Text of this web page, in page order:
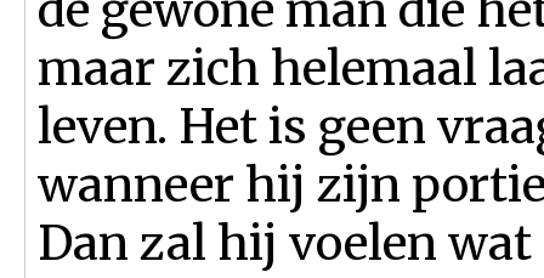
maar zich helemaal
leven. Het is geen
wanneer hij zijn
Dan zal hij voelen